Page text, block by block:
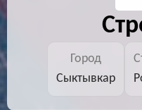
Город
Сыктывкар